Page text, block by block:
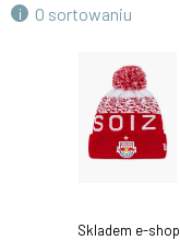
O sortowaniu
Skladem e-shop